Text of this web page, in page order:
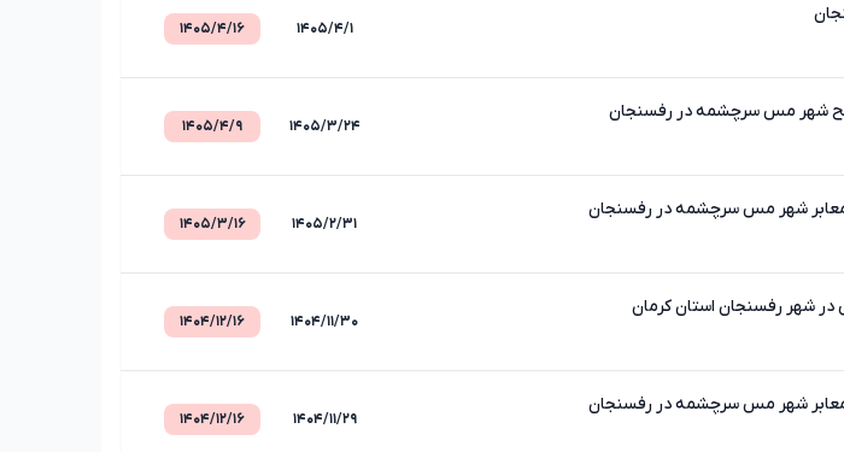
۱۴۰۵/۴/۱ ۱۴۰۵/۴/۱۶
شهر مس سرچشمه در رفسنجان
۱۴۰۵/۳/۲۴ ۱۴۰۵/۴/۹
شهر مس سرچشمه در رفسنجان
۱۴۰۵/۲/۳۱ ۱۴۰۵/۳/۱۶
شهر رفسنجان استان کرمان
۱۴۰۴/۱۱/۳۰ ۱۴۰۴/۱۲/۱۶
شهر مس سرچشمه در رفسنجان
۱۴۰۴/۱۱/۲۹ ۱۴۰۴/۱۲/۱۶